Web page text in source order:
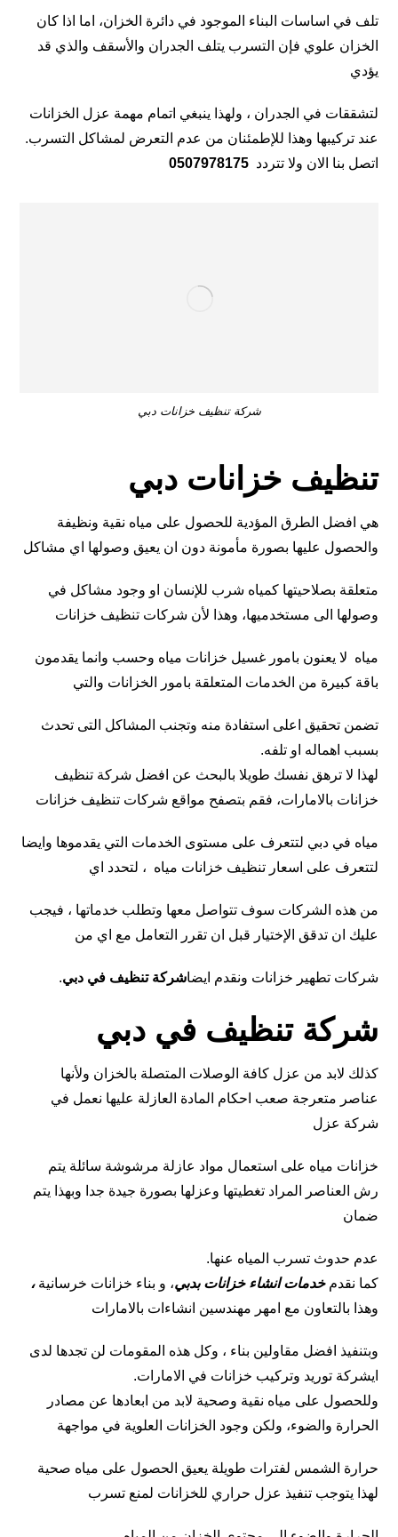
تلف في اساسات البناء الموجود في دائرة الخزان، اما اذا كان
الخزان علوي فإن التسرب يتلف الجدران والأسقف والذي قد
يؤدي
لتشققات في الجدران ، ولهذا ينبغي اتمام مهمة عزل الخزانات
عند تركيبها وهذا للإطمئنان من عدم التعرض لمشاكل التسرب.
اتصل بنا الان ولا تتردد0507978175
شركة تنظيف خزانات دبي
تنظيف خزانات دبي
هي افضل الطرق المؤدية للحصول على مياه نقية ونظيفة
والحصول عليها بصورة مأمونة دون ان يعيق وصولها اي مشاكل
متعلقة بصلاحيتها كمياه شرب للإنسان او وجود مشاكل في
وصولها الى مستخدميها، وهذا لأن شركات تنظيف خزانات
مياه لا يعنون بامور غسيل خزانات مياه وحسب وانما يقدمون
باقة كبيرة من الخدمات المتعلقة بامور الخزانات والتي
تضمن تحقيق اعلى استفادة منه وتجنب المشاكل التى تحدث
بسبب اهماله او تلفه.
لهذا لا ترهق نفسك طويلا بالبحث عن افضل شركة تنظيف
خزانات بالامارات، فقم بتصفح مواقع شركات تنظيف خزانات
مياه في دبي لتتعرف على مستوى الخدمات التي يقدموها وايضا
لتتعرف على اسعار تنظيف خزانات مياه ، لتحدد اي
من هذه الشركات سوف تتواصل معها وتطلب خدماتها ، فيجب
عليك ان تدقق الإختيار قبل ان تقرر التعامل مع اي من
شركات تطهير خزانات ونقدم ايضاشركة تنظيف في دبي.
شركة تنظيف في دبي
كذلك لابد من عزل كافة الوصلات المتصلة بالخزان ولأنها
عناصر متعرجة صعب احكام المادة العازلة عليها نعمل في
شركة عزل
خزانات مياه على استعمال مواد عازلة مرشوشة سائلة يتم
رش العناصر المراد تغطيتها وعزلها بصورة جيدة جدا وبهذا يتم
ضمان
عدم حدوث تسرب المياه عنها.
كما نقدمخدمات انشاء خزانات بدبي، و بناء خزانات خرسانية ،
وهذا بالتعاون مع امهر مهندسين انشاءات بالامارات
وبتنفيذ افضل مقاولين بناء ، وكل هذه المقومات لن تجدها لدى
ايشركة توريد وتركيب خزانات في الامارات.
وللحصول على مياه نقية وصحية لابد من ابعادها عن مصادر
الحرارة والضوء، ولكن وجود الخزانات العلوية في مواجهة
حرارة الشمس لفترات طويلة يعيق الحصول على مياه صحية
لهذا يتوجب تنفيذ عزل حراري للخزانات لمنع تسرب